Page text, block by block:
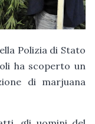
Polizia di Stato
ha scoperto un
di marjuana